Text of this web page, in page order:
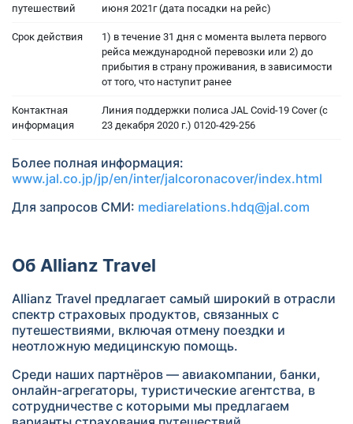
путешествий
июня 2021г (дата посадки на рейс)
Срок действия
1) в течение 31 дня с момента вылета первого
рейса международной перевозки или 2) до
прибытия в страну проживания, в зависимости
от того, что наступит ранее
Контактная
информация
Линия поддержки полиса JAL Covid-19 Cover (с
23 декабря 2020 г.) 0120-429-256
Более полная информация:
www.jal.co.jp/jp/en/inter/jalcoronacover/index.html
Для запросов СМИ: mediarelations.hdq@jal.com
Об Allianz Travel
Allianz Travel предлагает самый широкий в отрасли
спектр страховых продуктов, связанных с
путешествиями, включая отмену поездки и
неотложную медицинскую помощь.
Среди наших партнёров — авиакомпании, банки,
онлайн-агрегаторы, туристические агентства, в
сотрудничестве с которыми мы предлагаем